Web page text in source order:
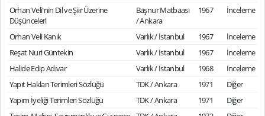
Orhan Veli'nin Dil ve Şiir Üzerine
Düşünceleri
Başnur Matbaası
/ Ankara
1967 İnceleme
Orhan Veli Kanık Varlık / İstanbul 1967
İnceleme
Reşat Nuri Güntekin
Varlık / İstanbul 1967
İnceleme
Halide Edip Adıvar
Varlık / İstanbul 1968
İnceleme
Yapıt Hakları Terimleri Sözlüğü
TDK / Ankara 1971
Diğer
Yapım İyeliği Terimleri Sözlüğü
TDK / Ankara 1971
Diğer